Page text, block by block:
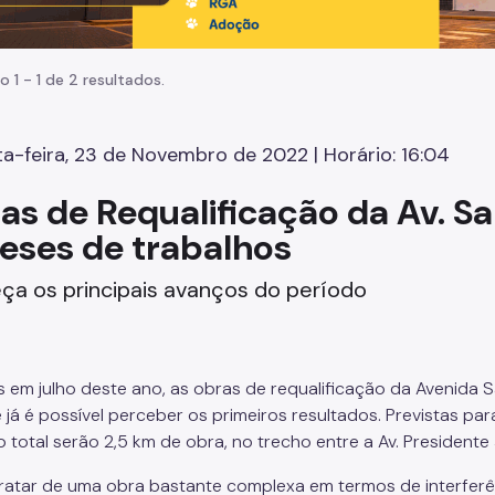
1 - 1 de 2 resultados.
feira, 23 de Novembro de 2022 | Horário: 16:04
de Requalificação da Av.
de trabalhos
os principais avanços do período
em julho deste ano, as obras de requalificação da Avenida
já é possível perceber os primeiros resultados. Previstas
total serão 2,5 km de obra, no trecho entre a Av.
de uma obra bastante complexa em termos de